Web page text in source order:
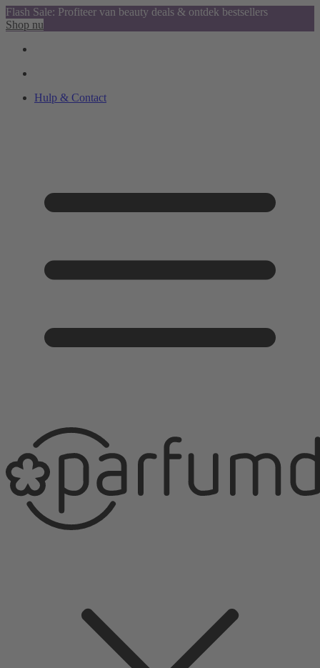
Flash Sale: Profiteer van beauty deals & ontdek bestsellers
Shop nu
Hulp & Contact